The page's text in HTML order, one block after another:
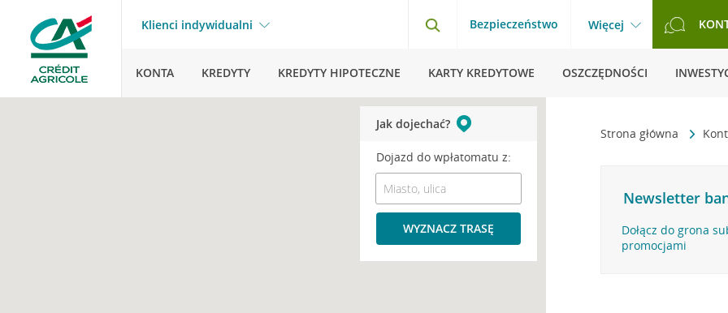
Klienci indywidualni Bezpieczeństwo Więcej
KONTA KREDYTY KREDYTY HIPOTECZNE KARTY KREDYTOWE OSZCZĘDNOŚCI
Strona główna
Newsletter
Dołącz do grona
promocjami
Jak dojechać?
Dojazd do wpłatomatu z:
WYZNACZ TRASĘ